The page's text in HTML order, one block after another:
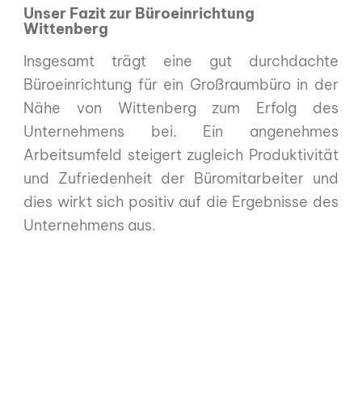
Unser Fazit zur Büroeinrichtung
Wittenberg
Insgesamt trägt eine gut durchdachte
Büroeinrichtung für ein Großraumbüro in der
Nähe von Wittenberg zum Erfolg des
Unternehmens bei. Ein angenehmes
Arbeitsumfeld steigert zugleich Produktivität
und Zufriedenheit der Büromitarbeiter und
dies wirkt sich positiv auf die Ergebnisse des
Unternehmens aus.